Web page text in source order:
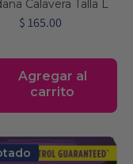
Calavera Talla L
$ 165.00
Agregar al
carrito